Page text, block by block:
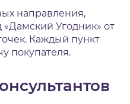
направления,
Угодник» от
Каждый пункт
покупателя.